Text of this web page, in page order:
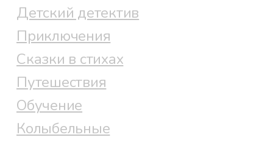
Детский детектив
Приключения
Сказки в стихах
Путешествия
Обучение
Колыбельные